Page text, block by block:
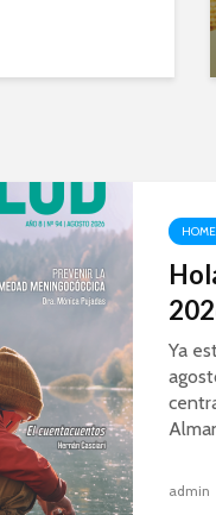
HOME
Ya
admin